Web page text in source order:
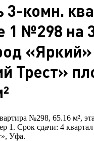
3-комн.
1 №298 на
Трест»
№298, 65.16 м²,
1. Срок сдачи: 4
Уфа.